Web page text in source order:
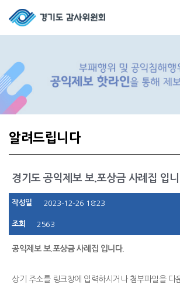
알려드립니다
경기도 공익제보 보.포상금 사례집 입
작성일 2023-12-26 18:23
조회 2563
공익제보 보.포상금 사례집 입니다.
상기 주소를 링크창에 입력하시거나 첨부파일을 다